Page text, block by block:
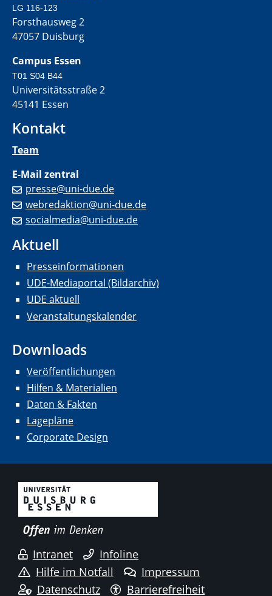
LG 116-123
Forsthausweg 2
47057 Duisburg
Campus Essen
T01 S04 B44
Universitätsstraße 2
45141 Essen
Kontakt
Team
E-Mail zentral
presse@uni-due.de
webredaktion@uni-due.de
socialmedia@uni-due.de
Aktuell
Presseinformationen
UDE-Mediaportal (Bildarchiv)
UDE aktuell
Veranstaltungskalender
Downloads
Veröffentlichungen
Hilfen & Materialien
Daten & Fakten
Lagepläne
Corporate Design
Intranet
Infoline
Hilfe im Notfall
Impressum
Datenschutz
Barrierefreiheit